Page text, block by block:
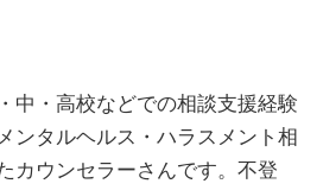
中・高校などでの相談支援経験
ンタルヘルス・ハラスメント相
カウンセラーさんです。不登